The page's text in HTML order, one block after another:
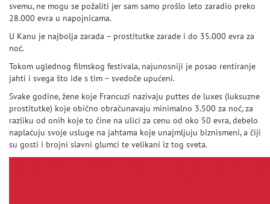
svemu, ne mogu se požaliti jer sam samo prošlo leto zaradio preko
28.000 evra u napojnicama.
U Kanu je najbolja zarada – prostitutke zarade i do 35.000 evra za
noć.
Tokom uglednog filmskog festivala, najunosniji je posao rentiranje
jahti i svega što ide s tim – svedoče upućeni.
Svake godine, žene koje Francuzi nazivaju puttes de luxes (luksuzne
prostitutke) koje obično obračunavaju minimalno 3.500 za noć, za
razliku od onih koje to čine na ulici za cenu od oko 50 evra, debelo
naplaćuju svoje usluge na jahtama koje unajmljuju biznismeni, a čiji
su gosti i brojni slavni glumci te velikani iz tog sveta.